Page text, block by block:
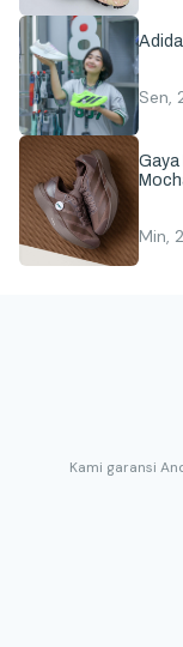
Sen,
Min,
Kami garansi